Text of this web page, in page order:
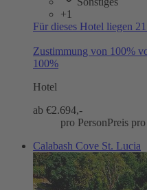
+1
Für dieses Hotel liegen
Zustimmung von 100%
100%
Hotel
ab €2.694,-
pro PersonPreis
Calabash Cove St. Lucia